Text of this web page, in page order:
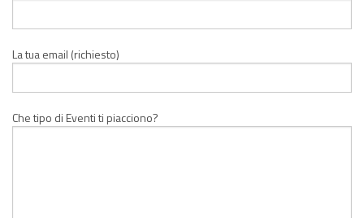
La tua email (richiesto)
Che tipo di Eventi ti piacciono?